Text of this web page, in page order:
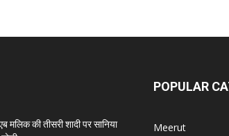
मलिक की तीसरी शादी पर सानिया
POPULAR
Meerut